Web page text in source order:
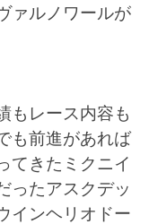
ァルノワールが
もレース内容も
も前進があれば
てきたミクニイ
ったアスクデッ
インヘリオドー